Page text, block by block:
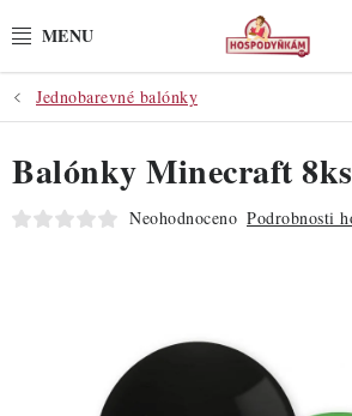
na
POTŘEBY
POMŮCKY
SUROVINY
Jednobarevné balónky
Balónky Minecraft 8ks
Neohodnoceno Podrobnosti